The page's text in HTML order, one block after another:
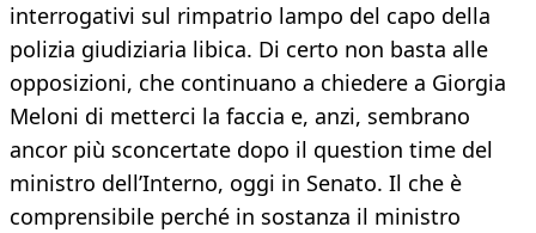
interrogativi sul rimpatrio lampo del capo della
polizia giudiziaria libica. Di certo non basta alle
opposizioni, che continuano a chiedere a Giorgia
Meloni di metterci la faccia e, anzi, sembrano
ancor più sconcertate dopo il question time del
ministro dell’Interno, oggi in Senato. Il che è
comprensibile perché in sostanza il ministro